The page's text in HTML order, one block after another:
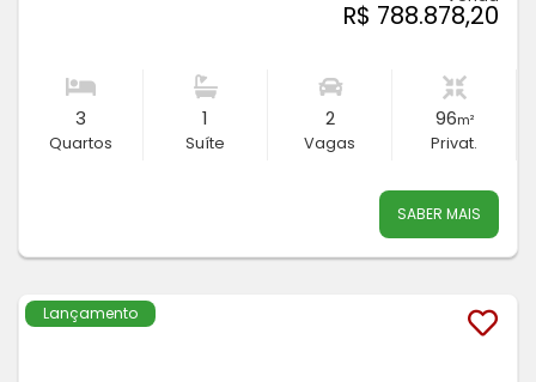
R$ 788.878,20
3
Quartos
1
Suíte
2
Vagas
96m²
Privat.
SABER MAIS
Lançamento